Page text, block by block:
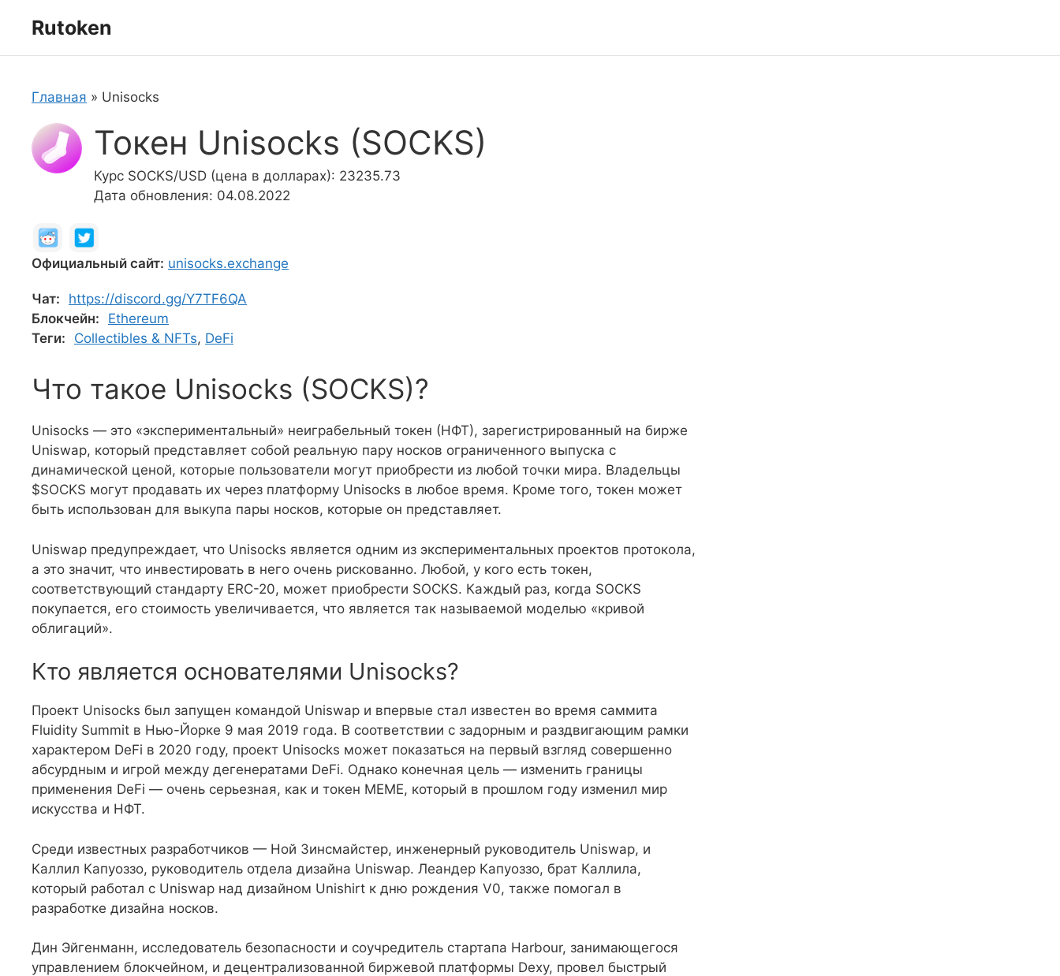
Rutoken
Главная » Unisocks
Токен Unisocks (SOCKS)
Курс SOCKS/USD (цена в долларах): 23235.73
Дата обновления: 04.08.2022
Официальный сайт: unisocks.exchange
Чат:
https://discord.gg/Y7TF6QA
Блокчейн:
Ethereum
Теги:
Collectibles & NFTs, DeFi
Что такое Unisocks (SOCKS)?
Unisocks — это «экспериментальный» неиграбельный токен (НФТ), зарегистрированный на бирже
Uniswap, который представляет собой реальную пару носков ограниченного выпуска с
динамической ценой, которые пользователи могут приобрести из любой точки мира. Владельцы
$SOCKS могут продавать их через платформу Unisocks в любое время. Кроме того, токен может
быть использован для выкупа пары носков, которые он представляет.
Uniswap предупреждает, что Unisocks является одним из экспериментальных проектов протокола,
а это значит, что инвестировать в него очень рискованно. Любой, у кого есть токен,
соответствующий стандарту ERC-20, может приобрести SOCKS. Каждый раз, когда SOCKS
покупается, его стоимость увеличивается, что является так называемой моделью «кривой
облигаций».
Кто является основателями Unisocks?
Проект Unisocks был запущен командой Uniswap и впервые стал известен во время саммита
Fluidity Summit в Нью-Йорке 9 мая 2019 года. В соответствии с задорным и раздвигающим рамки
характером DeFi в 2020 году, проект Unisocks может показаться на первый взгляд совершенно
абсурдным и игрой между дегенератами DeFi. Однако конечная цель — изменить границы
применения DeFi — очень серьезная, как и токен MEME, который в прошлом году изменил мир
искусства и НФТ.
Среди известных разработчиков — Ной Зинсмайстер, инженерный руководитель Uniswap, и
Каллил Капуоззо, руководитель отдела дизайна Uniswap. Леандер Капуоззо, брат Каллила,
который работал с Uniswap над дизайном Unishirt к дню рождения V0, также помогал в
разработке дизайна носков.
Дин Эйгенманн, исследователь безопасности и соучредитель стартапа Harbour, занимающегося
управлением блокчейном, и децентрализованной биржевой платформы Dexy, провел быстрый